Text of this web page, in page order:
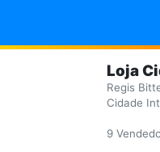
Loja
Regis
Cidade
9